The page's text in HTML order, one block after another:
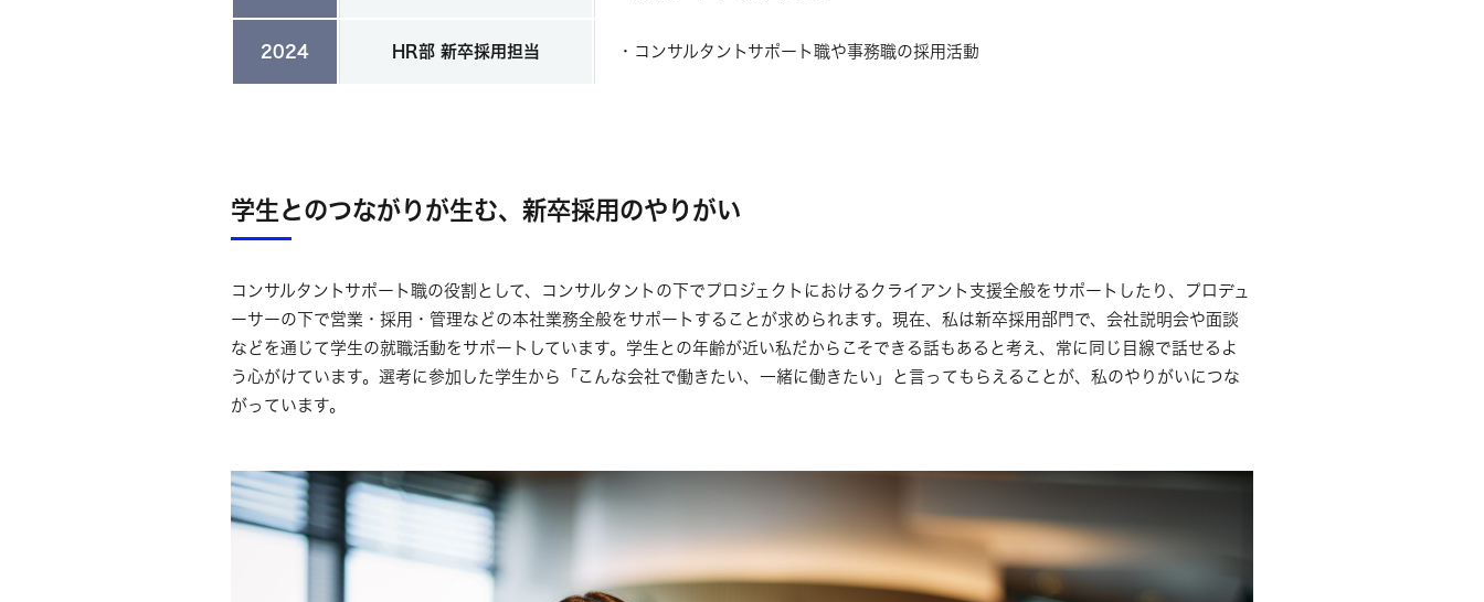
2024 HR部 新卒採用担当 ・コンサルタントサポート職や事務職の採用活動
学生とのつながりが生む、新卒採用のやりがい
コンサルタントサポート職の役割として、コンサルタントの下でプロジェクトにおけるクライアント支援全般をサポートしたり、プロデュ
ーサーの下で営業・採用・管理などの本社業務全般をサポートすることが求められます。現在、私は新卒採用部門で、会社説明会や面談
などを通じて学生の就職活動をサポートしています。学生との年齢が近い私だからこそできる話もあると考え、常に同じ目線で話せるよ
う心がけています。選考に参加した学生から「こんな会社で働きたい、一緒に働きたい」と言ってもらえることが、私のやりがいにつな
がっています。